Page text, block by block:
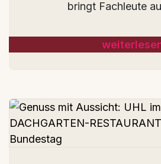
bringt Fachleute